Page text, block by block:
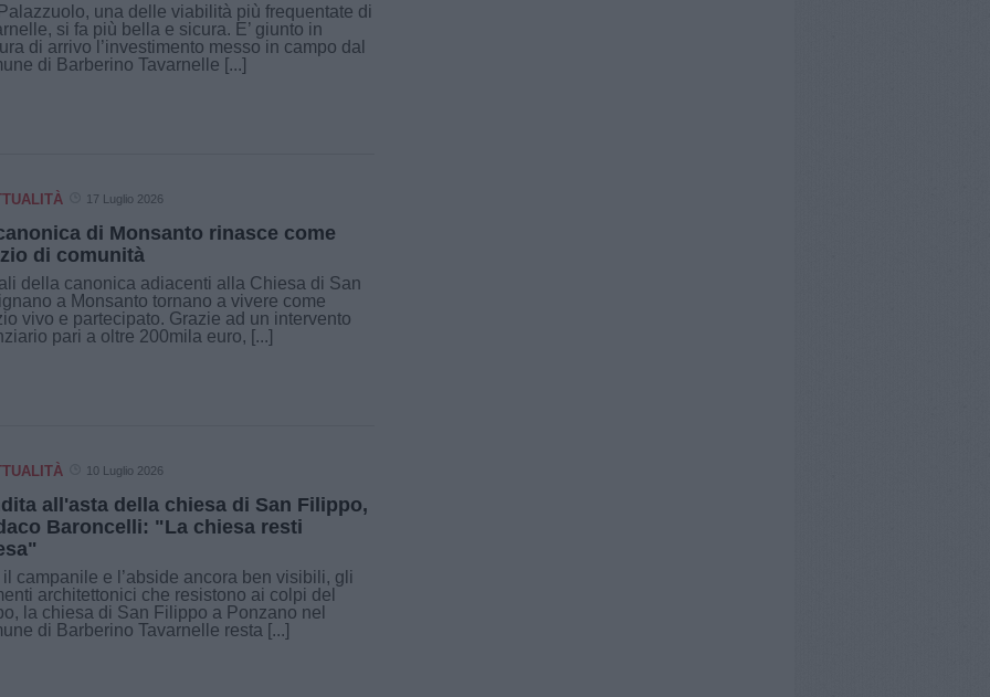
una delle viabilità più frequentate di
si fa più bella e sicura. E’ giunto in
di arrivo l’investimento messo in campo dal
di Barberino Tavarnelle [...]
17 Luglio 2026
di Monsanto rinasce come
di comunità
della canonica adiacenti alla Chiesa di San
a Monsanto tornano a vivere come
vivo e partecipato. Grazie ad un intervento
pari a oltre 200mila euro, [...]
10 Luglio 2026
all'asta della chiesa di San Filippo,
Baroncelli: "La chiesa resti
il campanile e l’abside ancora ben visibili, gli
architettonici che resistono ai colpi del
la chiesa di San Filippo a Ponzano nel
di Barberino Tavarnelle resta [...]